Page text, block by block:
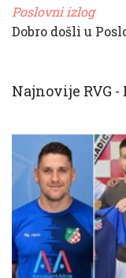
Poslovni izlog
Dobro došli u
Najnovije RVG